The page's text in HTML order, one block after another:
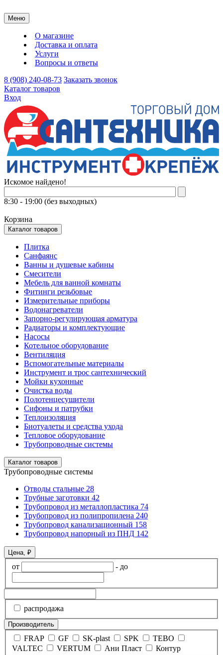
Меню
О магазине
Доставка и оплата
Услуги
Вопросы и ответы
8 (908) 240-08-73 Заказать звонок
Каталог товаров
Вход
Искомое найдено!
8:30 - 19:00 (без выходных)
Корзина
Каталог товаров
Плитка
Санфаянс
Ванны и душевые кабины
Смесители
Мебель для ванной комнаты
Фитинги резьбовые
Измерительные приборы
Водонагреватели
Запорно-регулирующая арматура
Радиаторы и комплектующие
Насосы
Котельное оборудование
Вентиляция
Вспомогательные материалы
Инструмент и трос сантехнический
Мойки кухонные
Очистка воды
Полотенцесушители
Сифоны и патрубки
Теплоизоляция
Биотуалеты и средства ухода
Тепловое оборудование
Трубопроводные системы
Каталог товаров
Трубопроводные системы
Отводы стальные 28
Трубные заготовки 42
Трубопровод из металлопластика 74
Трубопровод из полипропилена 240
Трубопровод канализационный 158
Трубопровод напорный из ПНД 142
Цена, ₽
от - до
распродажа
Производитель
FRAP GF SK-plast SPK
TEBO
VALTEC
VERTUM Ани Пласт Контур